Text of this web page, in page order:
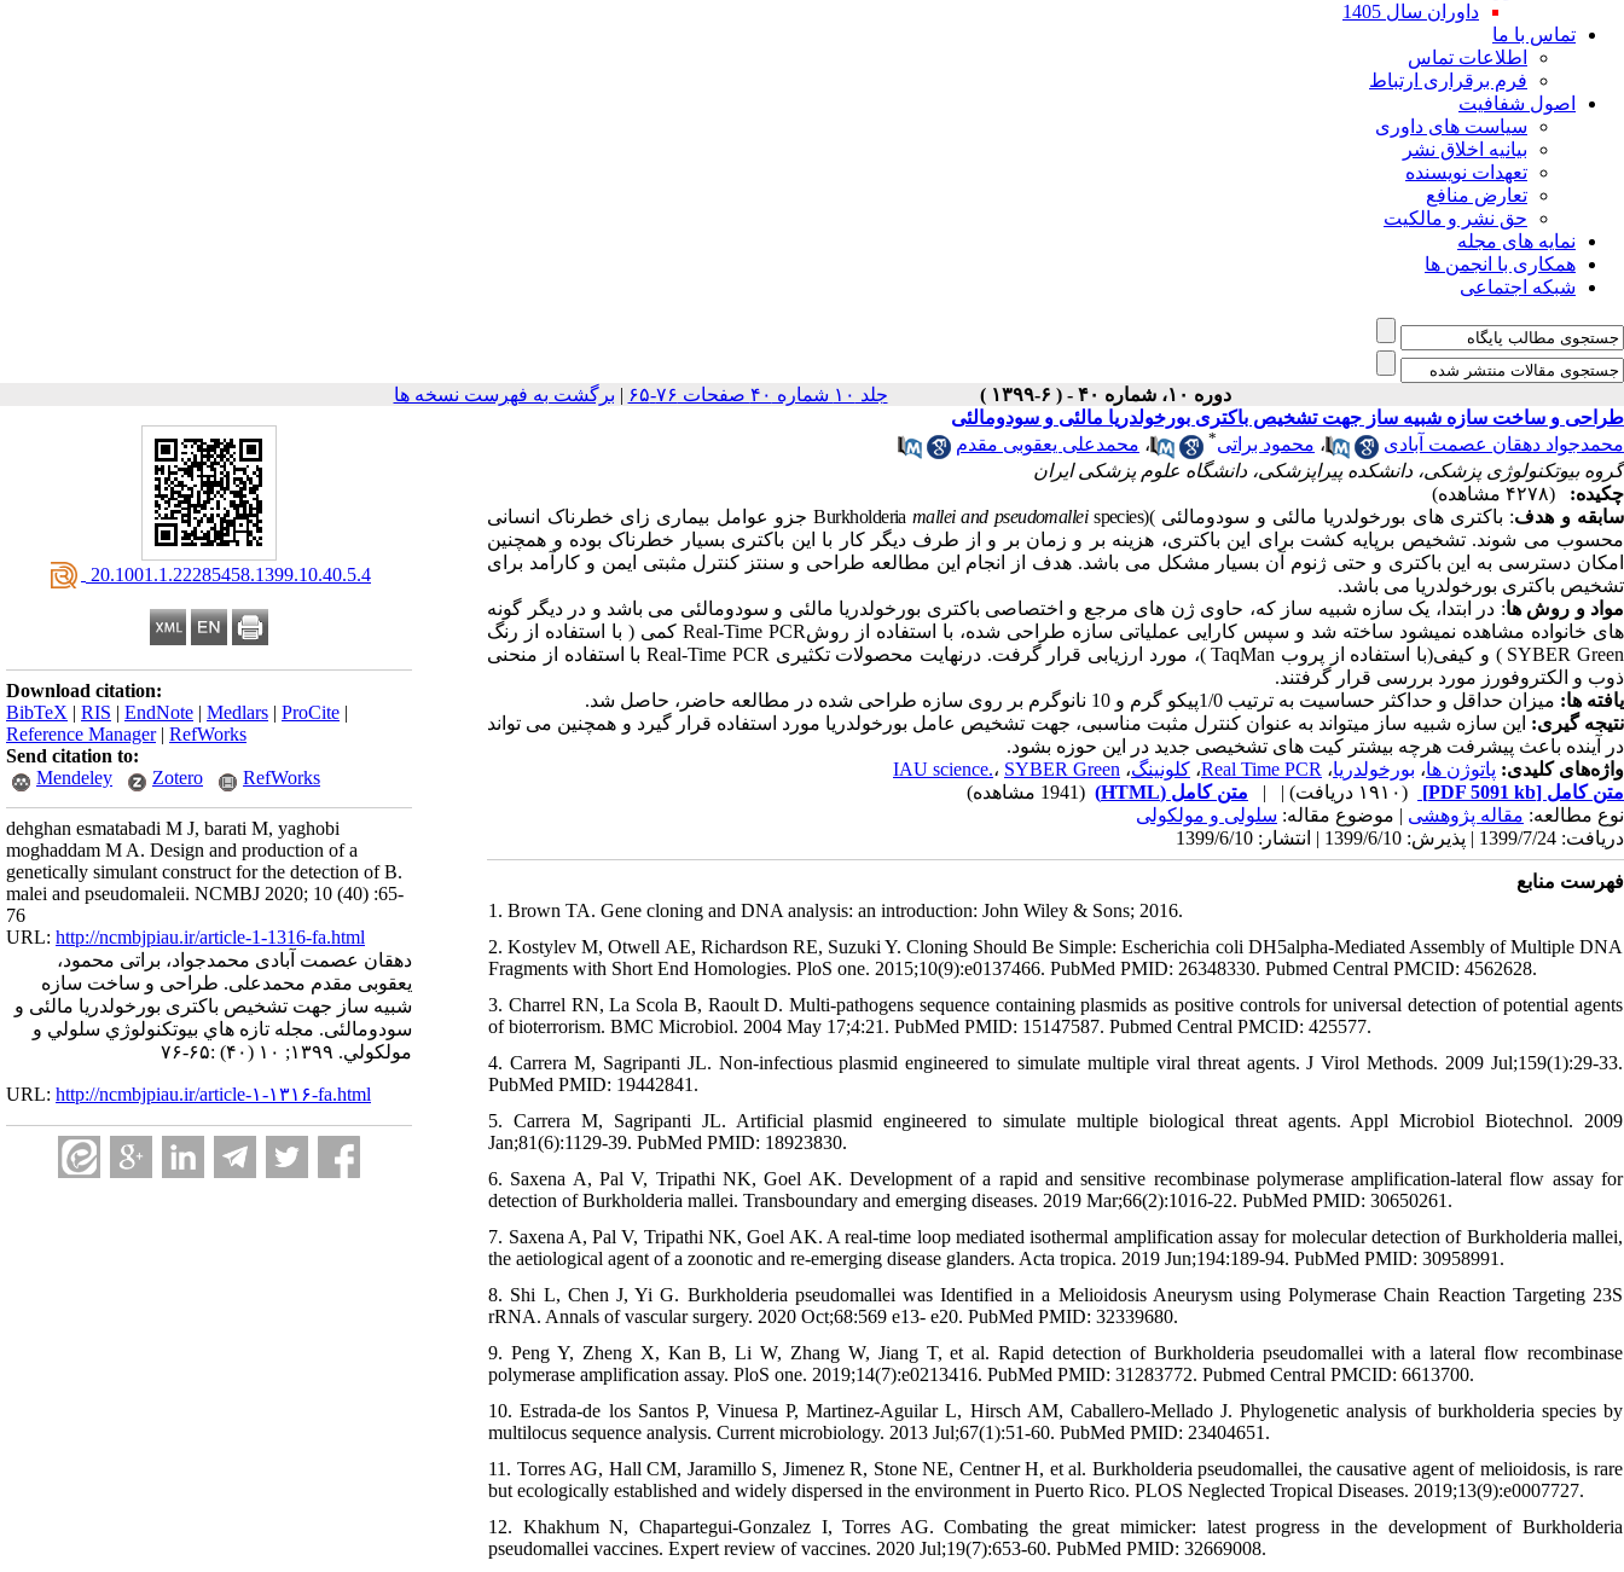
داوران سال 1405
تماس با ما
اطلاعات تماس
فرم برقراری ارتباط
اصول شفافیت
سیاست های داوری
بیانیه اخلاق نشر
تعهدات نویسنده
تعارض منافع
حق نشر و مالکیت
نمایه های مجله
همکاری با انجمن ها
شبکه اجتماعی
دوره ۱۰، شماره ۴۰ - ( ۶-۱۳۹۹ ) جلد ۱۰ شماره ۴۰ صفحات ۷۶-۶۵ | برگشت به فهرست نسخه ها
‎ 20.1001.1.22285458.1399.10.40.5.4
Download citation:
BibTeX | RIS | EndNote | Medlars | ProCite |
Reference Manager| RefWorks
Send citation to:
Mendeley
Zotero RefWorks
dehghan esmatabadi M J, barati M, yaghobi
moghaddam M A. Design and production of a
genetically simulant construct for the detection of B.
malei and pseudomaleii. NCMBJ 2020; 10 (40) :65-
76
URL: http://ncmbjpiau.ir/article-1-1316-fa.html
دهقان عصمت آبادی محمدجواد، براتی محمود،
یعقوبی مقدم محمدعلی. طراحی و ساخت سازه
شبیه ساز جهت تشخیص باکتری بورخولدریا مالئی و
سودومالئی. مجله تازه هاي بيوتكنولوژي سلولي و
مولكولي. ۱۳۹۹; ۱۰ (۴۰) :۶۵-۷۶
URL: http://ncmbjpiau.ir/article-۱-۱۳۱۶-fa.html
طراحی و ساخت سازه شبیه ساز جهت تشخیص باکتری بورخولدریا مالئی و سودومالئی
محمدجواد دهقان عصمت آبادی
، محمود براتی* ، محمدعلی یعقوبی مقدم
گروه بیوتکنولوژی پزشکی، دانشکده پیراپزشکی، دانشگاه علوم پزشکی ایران
چکیده:
(۴۲۷۸ مشاهده)
سابقه و هدف: باکتری های بورخولدریا مالئی و سودومالئی(
Burkholderia malleiand pseudomalleispecies)
جزو عوامل بیماری زای خطرناک انسانی
محسوب می شوند. تشخیص برپایه کشت برای این باکتری، هزینه بر و زمان بر و از طرف دیگر کار با این باکتری بسیار خطرناک بوده و همچنین
امکان دسترسی به این باکتری و حتی ژنوم آن بسیار مشکل می باشد. هدف از انجام این مطالعه طراحی و سنتز کنترل مثبتی ایمن و کارآمد برای
تشخیص باکتری بورخولدریا می باشد.
مواد و روش ها: در ابتدا، یک سازه شبیه ساز که، حاوی ژن های مرجع و اختصاصی باکتری بورخولدریا مالئی و سودومالئی می باشد و در دیگر گونه
های خانواده مشاهده نمیشود ساخته شد و سپس کارایی عملیاتی سازه طراحی شده، با استفاده از روشPCR
Real-Timeکمی ( با استفاده از رنگ
SYBER Green ) و کیفی(با استفاده از پروب TaqMan)، مورد ارزیابی قرار گرفت. درنهایت محصولات تکثیری PCR
Real-Timeبا استفاده از منحنی
ذوب و الکتروفورز مورد بررسی قرار گرفتند.
یافته ها: میزان حداقل و حداکثر حساسیت به ترتیب 1/0پیکو گرم و 10 نانوگرم بر روی سازه طراحی شده در مطالعه حاضر، حاصل شد.
نتیجه گیری: این سازه شبیه ساز میتواند به عنوان کنترل مثبت مناسبی، جهت تشخیص عامل بورخولدریا مورد استفاده قرار گیرد و همچنین می تواند
در آینده باعث پیشرفت هرچه بیشتر کیت های تشخیصی جدید در این حوزه بشود.
واژه‌های کلیدی: پاتوژن ها، بورخولدریا، Real Time PCR، کلونینگ، IAU science.، SYBER Green
متن کامل [PDF 5091 kb] (۱۹۱۰ دریافت) | | متن کامل (HTML)
(1941 مشاهده)
نوع مطالعه: مقاله پژوهشی | موضوع مقاله: سلولی و مولکولی
دریافت: 1399/7/24 | پذیرش: 1399/6/10 | انتشار: 1399/6/10
فهرست منابع
1. Brown TA. Gene cloning and DNA analysis: an introduction: John Wiley & Sons; 2016.
2. Kostylev M, Otwell AE, Richardson RE, Suzuki Y. Cloning Should Be Simple: Escherichia coli DH5alpha-Mediated Assembly of Multiple DNA
Fragments with Short End Homologies. PloS one. 2015;10(9):e0137466. PubMed PMID: 26348330. Pubmed Central PMCID: 4562628.
3. Charrel RN, La Scola B, Raoult D. Multi-pathogens sequence containing plasmids as positive controls for universal detection of potential agents
of bioterrorism. BMC Microbiol. 2004 May 17;4:21. PubMed PMID: 15147587. Pubmed Central PMCID: 425577.
4. Carrera M, Sagripanti JL. Non-infectious plasmid engineered to simulate multiple viral threat agents. J Virol Methods. 2009 Jul;159(1):29-33.
PubMed PMID: 19442841.
5. Carrera M, Sagripanti JL. Artificial plasmid engineered to simulate multiple biological threat agents. Appl Microbiol Biotechnol. 2009
Jan;81(6):1129-39. PubMed PMID: 18923830.
6. Saxena A, Pal V, Tripathi NK, Goel AK. Development of a rapid and sensitive recombinase polymerase amplification-lateral flow assay for
detection of Burkholderia mallei. Transboundary and emerging diseases. 2019 Mar;66(2):1016-22. PubMed PMID: 30650261.
7. Saxena A, Pal V, Tripathi NK, Goel AK. A real-time loop mediated isothermal amplification assay for molecular detection of Burkholderia mallei,
the aetiological agent of a zoonotic and re-emerging disease glanders. Acta tropica. 2019 Jun;194:189-94. PubMed PMID: 30958991.
8. Shi L, Chen J, Yi G. Burkholderia pseudomallei was Identified in a Melioidosis Aneurysm using Polymerase Chain Reaction Targeting 23S
rRNA. Annals of vascular surgery. 2020 Oct;68:569 e13- e20. PubMed PMID: 32339680.
9. Peng Y, Zheng X, Kan B, Li W, Zhang W, Jiang T, et al. Rapid detection of Burkholderia pseudomallei with a lateral flow recombinase
polymerase amplification assay. PloS one. 2019;14(7):e0213416. PubMed PMID: 31283772. Pubmed Central PMCID: 6613700.
10. Estrada-de los Santos P, Vinuesa P, Martinez-Aguilar L, Hirsch AM, Caballero-Mellado J. Phylogenetic analysis of burkholderia species by
multilocus sequence analysis. Current microbiology. 2013 Jul;67(1):51-60. PubMed PMID: 23404651.
11. Torres AG, Hall CM, Jaramillo S, Jimenez R, Stone NE, Centner H, et al. Burkholderia pseudomallei, the causative agent of melioidosis, is rare
but ecologically established and widely dispersed in the environment in Puerto Rico. PLOS Neglected Tropical Diseases. 2019;13(9):e0007727.
12. Khakhum N, Chapartegui-Gonzalez I, Torres AG. Combating the great mimicker: latest progress in the development of Burkholderia
pseudomallei vaccines. Expert review of vaccines. 2020 Jul;19(7):653-60. PubMed PMID: 32669008.